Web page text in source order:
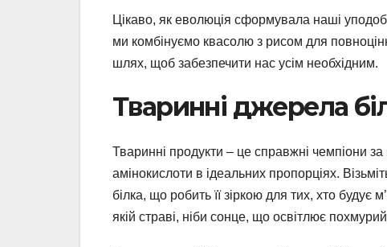
Цікаво, як еволюція сформувала наші
ми комбінуємо квасолю з рисом для
шлях, щоб забезпечити нас усім необхідним.
Тваринні джерела
Тваринні продукти – це справжні чемпіони за
амінокислоти в ідеальних пропорціях.
білка, що робить її зіркою для тих, хто
якій страві, ніби сонце, що освітлює